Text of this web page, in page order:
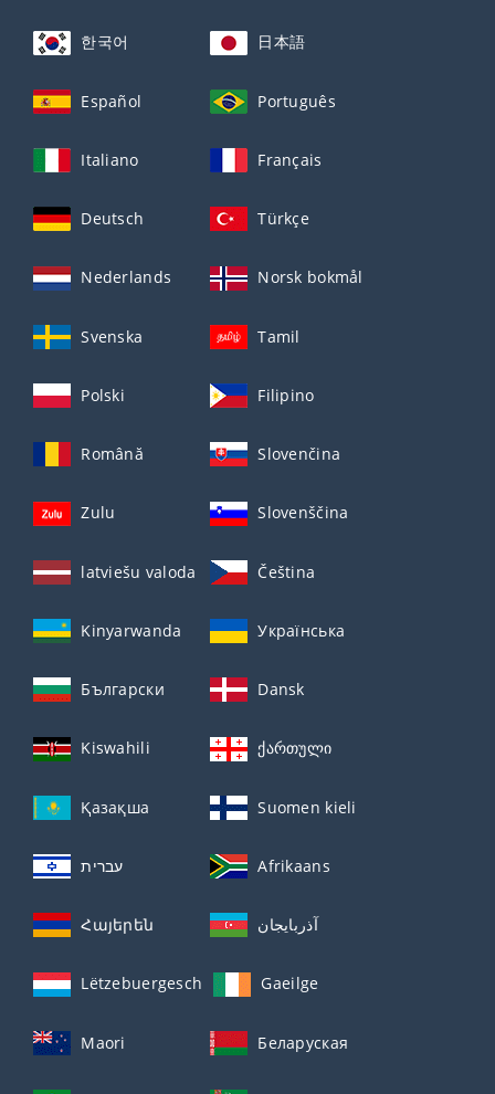
한국어 日本語
Español Português
Italiano Français
Deutsch Türkçe
Nederlands Norsk bokmål
Svenska Tamil
Polski Filipino
Română Slovenčina
Zulu Slovenščina
latviešu valoda Čeština
Kinyarwanda Українська
Български Dansk
Kiswahili ქართული
Қазақша Suomen kieli
עברית Afrikaans
Հայերեն آذربايجان
Lëtzebuergesch Gaeilge
Maori Беларуская